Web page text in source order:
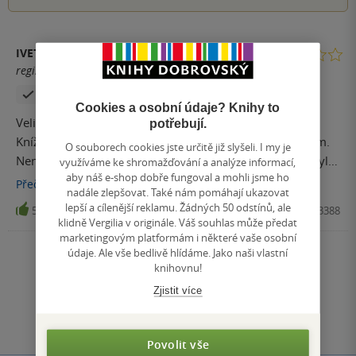
IVETA VAŠUTOVÁ
registrovaný uživatel
Velice čtivě napsaný příběh, chvílemi byla místa napětí.
Knížka je čtivá a velice milá, je určena mladším čtenářům.
Nenadchne ani nezklame :) mile se četlo konec knížky byl
však předvídatelný.
Přečíst více
5 Kniha, Fragment, 2019, 9788025343388
Zobrazit všechna hodnocení
Cookies a osobní údaje? Knihy to
potřebují.
O souborech cookies jste určitě již slyšeli. I my je
využíváme ke shromažďování a analýze informací,
aby náš e-shop dobře fungoval a mohli jsme ho
nadále zlepšovat. Také nám pomáhají ukazovat
lepší a cílenější reklamu. Žádných 50 odstínů, ale
klidně Vergilia v originále. Váš souhlas může předat
marketingovým platformám i některé vaše osobní
údaje. Ale vše bedlivě hlídáme. Jako naši vlastní
knihovnu!
Zjistit více
Povolit vše